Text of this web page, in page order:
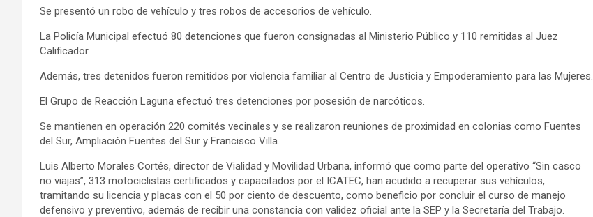
Se presentó un robo de vehículo y tres robos de accesorios de vehículo.
La Policía Municipal efectuó 80 detenciones que fueron consignadas al Ministerio Público y 110 remitidas al Juez
Calificador.
Además, tres detenidos fueron remitidos por violencia familiar al Centro de Justicia y Empoderamiento para las Mujeres.
El Grupo de Reacción Laguna efectuó tres detenciones por posesión de narcóticos.
Se mantienen en operación 220 comités vecinales y se realizaron reuniones de proximidad en colonias como Fuentes
del Sur, Ampliación Fuentes del Sur y Francisco Villa.
Luis Alberto Morales Cortés, director de Vialidad y Movilidad Urbana, informó que como parte del operativo “Sin casco
no viajas”, 313 motociclistas certificados y capacitados por el ICATEC, han acudido a recuperar sus vehículos,
tramitando su licencia y placas con el 50 por ciento de descuento, como beneficio por concluir el curso de manejo
defensivo y preventivo, además de recibir una constancia con validez oficial ante la SEP y la Secretaría del Trabajo.